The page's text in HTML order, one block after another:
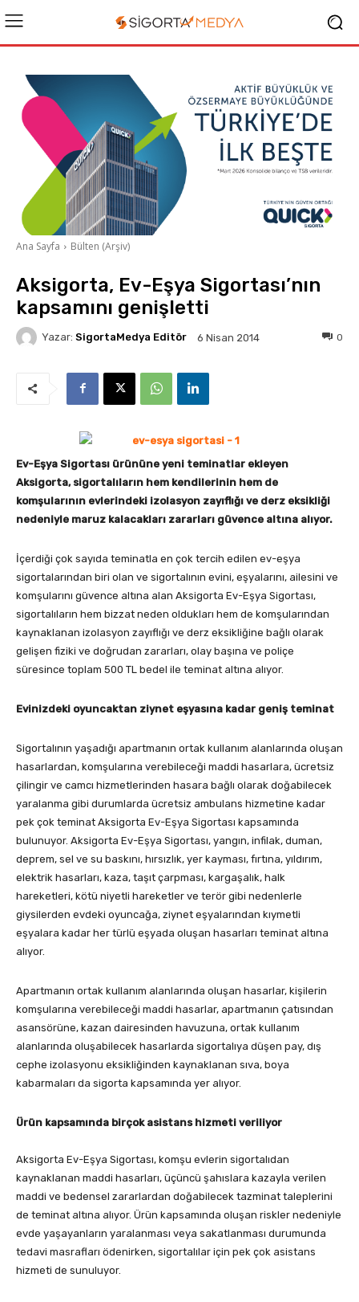
Ana Sayfa Bülten (Arşiv)
Aksigorta, Ev-Eşya Sigortası’nın
kapsamını genişletti
Yazar: SigortaMedya Editör 6 Nisan 2014 0
Ev-Eşya Sigortası ürününe yeni teminatlar ekleyen
Aksigorta, sigortalıların hem kendilerinin hem de
komşularının evlerindeki izolasyon zayıflığı ve derz eksikliği
nedeniyle maruz kalacakları zararları güvence altına alıyor.
İçerdiği çok sayıda teminatla en çok tercih edilen ev-eşya
sigortalarından biri olan ve sigortalının evini, eşyalarını, ailesini ve
komşularını güvence altına alan Aksigorta Ev-Eşya Sigortası,
sigortalıların hem bizzat neden oldukları hem de komşularından
kaynaklanan izolasyon zayıflığı ve derz eksikliğine bağlı olarak
gelişen fiziki ve doğrudan zararları, olay başına ve poliçe
süresince toplam 500 TL bedel ile teminat altına alıyor.
Evinizdeki oyuncaktan ziynet eşyasına kadar geniş teminat
Sigortalının yaşadığı apartmanın ortak kullanım alanlarında oluşan
hasarlardan, komşularına verebileceği maddi hasarlara, ücretsiz
çilingir ve camcı hizmetlerinden hasara bağlı olarak doğabilecek
yaralanma gibi durumlarda ücretsiz ambulans hizmetine kadar
pek çok teminat Aksigorta Ev-Eşya Sigortası kapsamında
bulunuyor. Aksigorta Ev-Eşya Sigortası, yangın, infilak, duman,
deprem, sel ve su baskını, hırsızlık, yer kayması, fırtına, yıldırım,
elektrik hasarları, kaza, taşıt çarpması, kargaşalık, halk
hareketleri, kötü niyetli hareketler ve terör gibi nedenlerle
giysilerden evdeki oyuncağa, ziynet eşyalarından kıymetli
eşyalara kadar her türlü eşyada oluşan hasarları teminat altına
alıyor.
Apartmanın ortak kullanım alanlarında oluşan hasarlar, kişilerin
komşularına verebileceği maddi hasarlar, apartmanın çatısından
asansörüne, kazan dairesinden havuzuna, ortak kullanım
alanlarında oluşabilecek hasarlarda sigortalıya düşen pay, dış
cephe izolasyonu eksikliğinden kaynaklanan sıva, boya
kabarmaları da sigorta kapsamında yer alıyor.
Ürün kapsamında birçok asistans hizmeti veriliyor
Aksigorta Ev-Eşya Sigortası, komşu evlerin sigortalıdan
kaynaklanan maddi hasarları, üçüncü şahıslara kazayla verilen
maddi ve bedensel zararlardan doğabilecek tazminat taleplerini
de teminat altına alıyor. Ürün kapsamında oluşan riskler nedeniyle
evde yaşayanların yaralanması veya sakatlanması durumunda
tedavi masrafları ödenirken, sigortalılar için pek çok asistans
hizmeti de sunuluyor.